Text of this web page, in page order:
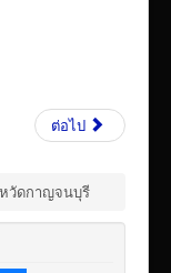
ต่อไป
วัดกาญจนบุรี